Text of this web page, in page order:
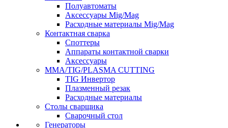
Полуавтоматы
Аксессуары Mig/Mag
Расходные материалы Mig/Mag
Контактная сварка
Споттеры
Аппараты контактной сварки
Аксессуары
MMA/TIG/PLASMA CUTTING
TIG Инвертор
Плазменный резак
Расходные материалы
Столы сварщика
Сварочный стол
Генераторы